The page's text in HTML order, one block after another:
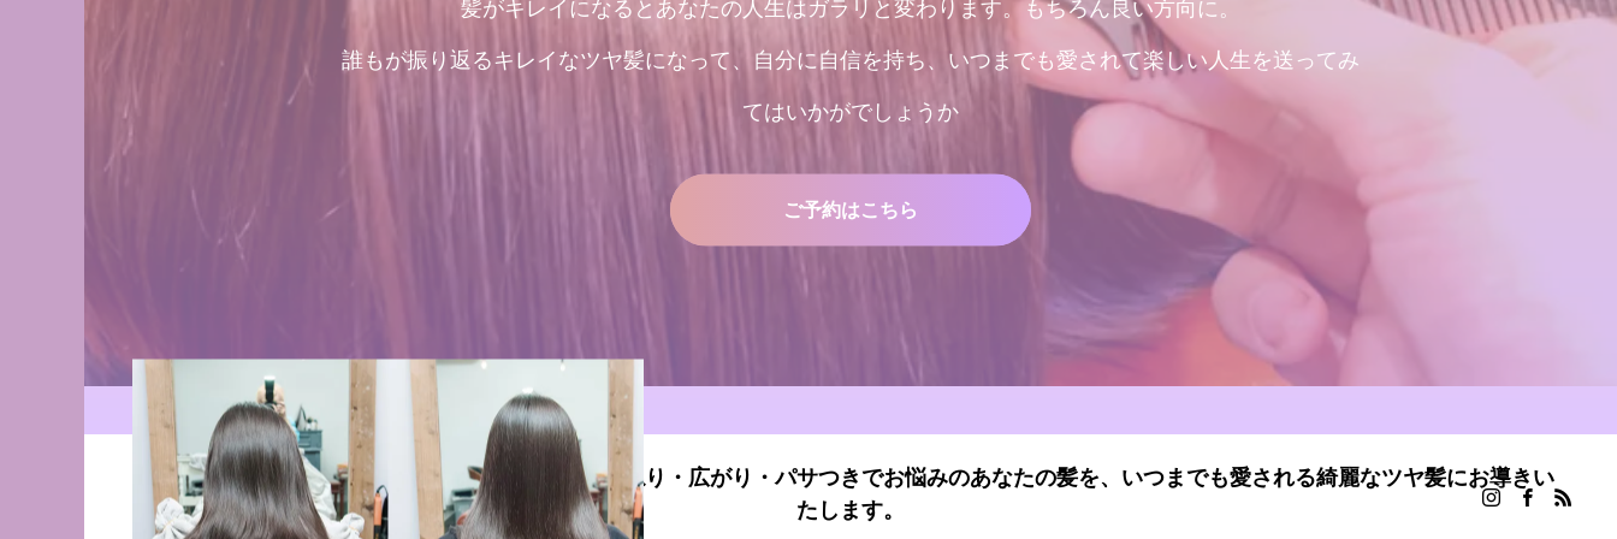
髪がキレイになるとあなたの人生はガラリと変わります。もちろん良い方向に。
誰もが振り返るキレイなツヤ髪になって、自分に自信を持ち、いつまでも愛されて楽しい人生を送ってみ
てはいかがでしょうか
ご予約はこちら
青森県・三沢市の髪質改善・艶髪専門美容室 うねり・広がり・パサつきでお悩みのあなたの髪を、いつまでも愛される綺麗なツヤ髪にお導きい
たします。